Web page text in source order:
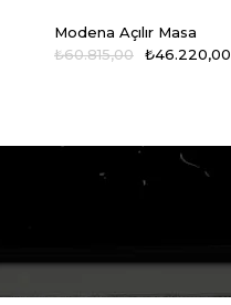
Modena Açılır Masa
₺46.220,00
₺60.815,00